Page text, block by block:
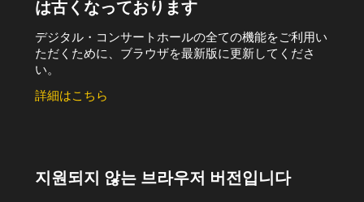
は古くなっております
デジタル・コンサートホールの全ての機能をご利用い
ただくために、ブラウザを最新版に更新してくださ
い。
詳細はこちら
지원되지 않는 브라우저 버전입니다